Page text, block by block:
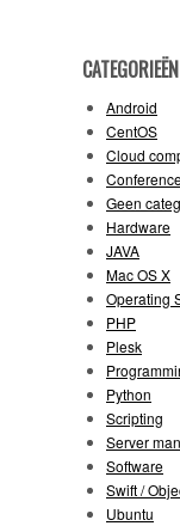
CATEGORIEËN
Android
CentOS
Cloud
Geen
Hardware
JAVA
Mac OS X
Operating
PHP
Plesk
Python
Scripting
Server
Software
Swift /
Ubuntu